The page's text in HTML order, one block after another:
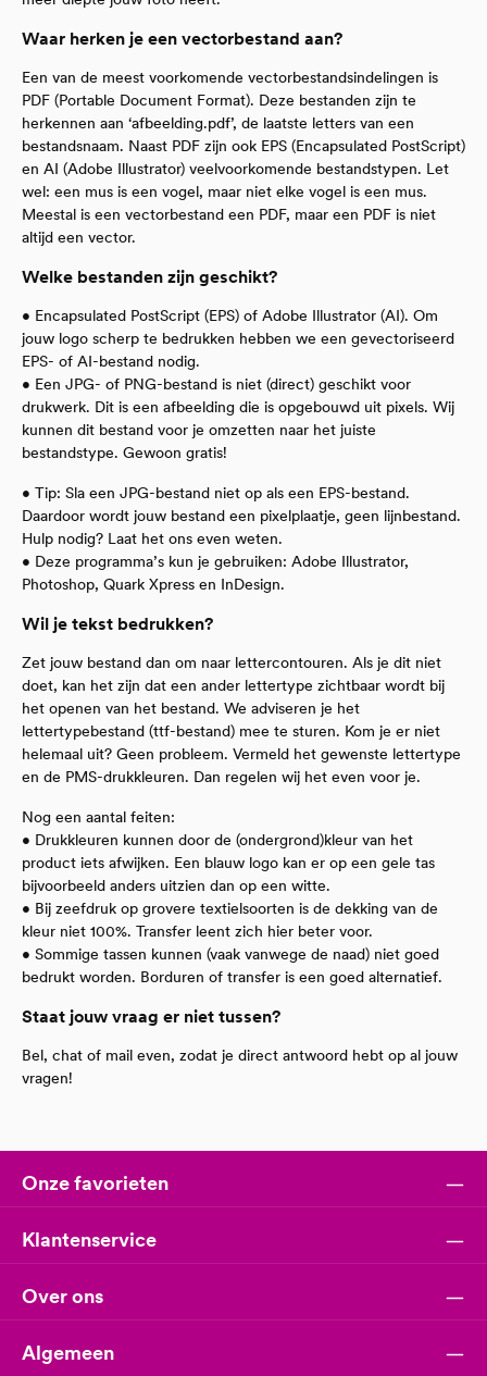
Waar herken je een vectorbestand aan?
Een van de meest voorkomende vectorbestandsindelingen is
PDF (Portable Document Format). Deze bestanden zijn te
herkennen aan ‘afbeelding.pdf’, de laatste letters van een
bestandsnaam. Naast PDF zijn ook EPS (Encapsulated PostScript)
en AI (Adobe Illustrator) veelvoorkomende bestandstypen. Let
wel: een mus is een vogel, maar niet elke vogel is een mus.
Meestal is een vectorbestand een PDF, maar een PDF is niet
altijd een vector.
Welke bestanden zijn geschikt?
• Encapsulated PostScript (EPS) of Adobe Illustrator (AI). Om
jouw logo scherp te bedrukken hebben we een gevectoriseerd
EPS- of AI-bestand nodig.
• Een JPG- of PNG-bestand is niet (direct) geschikt voor
drukwerk. Dit is een afbeelding die is opgebouwd uit pixels. Wij
kunnen dit bestand voor je omzetten naar het juiste
bestandstype. Gewoon gratis!
• Tip: Sla een JPG-bestand niet op als een EPS-bestand.
Daardoor wordt jouw bestand een pixelplaatje, geen lijnbestand.
Hulp nodig? Laat het ons even weten.
• Deze programma’s kun je gebruiken: Adobe Illustrator,
Photoshop, Quark Xpress en InDesign.
Wil je tekst bedrukken?
Zet jouw bestand dan om naar lettercontouren. Als je dit niet
doet, kan het zijn dat een ander lettertype zichtbaar wordt bij
het openen van het bestand. We adviseren je het
lettertypebestand (ttf-bestand) mee te sturen. Kom je er niet
helemaal uit? Geen probleem. Vermeld het gewenste lettertype
en de PMS-drukkleuren. Dan regelen wij het even voor je.
Nog een aantal feiten:
• Drukkleuren kunnen door de (ondergrond)kleur van het
product iets afwijken. Een blauw logo kan er op een gele tas
bijvoorbeeld anders uitzien dan op een witte.
• Bij zeefdruk op grovere textielsoorten is de dekking van de
kleur niet 100%. Transfer leent zich hier beter voor.
• Sommige tassen kunnen (vaak vanwege de naad) niet goed
bedrukt worden. Borduren of transfer is een goed alternatief.
Staat jouw vraag er niet tussen?
Bel, chat of mail even, zodat je direct antwoord hebt op al jouw
vragen!
Onze favorieten
Klantenservice
Over ons
Algemeen